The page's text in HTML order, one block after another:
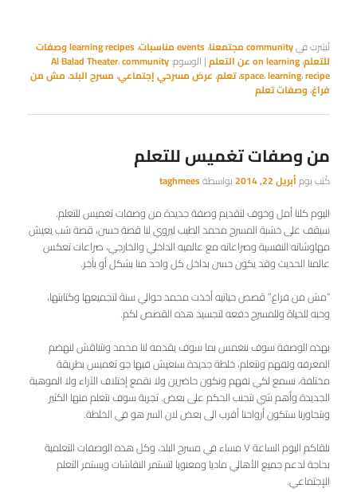
نُشِرت فيcommunity مجتمعنا ،events مناسبات ، learning recipes وصفات
للتعلم،on learning عن التعلم | الوسوم: Al Balad Theater،community
space،learning،recipe ،تعلم،عرض مسرحي إجتماعي،مسرح البلد،مش من
فراغ،وصفات تعلم
من وصفات تغميس للتعلم
كُتب يومأبريل 22, 2014 بواسطةtaghmees
اليوم كلنا أمل وخوف لتقديم وصفة جديدة من وصفات تغميس للتعلم.
سيقف على خشبة المسرح محمد الطيب ليروي لنا قصة حسن، قصة شب يعيش
مهاوشاته النفسية وصراعاته مع عالميه الداخلي والخارجي، صراعات تعكس
عالمنا الحديث وقد يكون حسن بداخل كل واحد منا بشكل أو بآخر.
“مش من فراغ” قصص حياتيه أخذت محمد حوالي سنة لتجميعها وكتابتها،
وحبه للحياة وللمسرح دفعه لتجسيد هذه القصص لكم.
بهذه الوصفة سوف ننغمس بما سوف يقدمه لنا محمد ونتناقش لنهضم
المعرفه ونفهم ونتعلم، خلطة جديدة سنعيش فيها جو تغميس بطريقة
مختلفة، نسمع لكي نفهم ونكون حاضرين ولا نقمع إختلاف الآراء ولا الموهبة
الجديدة وأهم شي نتجنب الحكم على بعض. تجربة سوف نتعلم منها الكثير
وبتجاورنا ستكون أرواحنا أقرب الى بعض لان السر هو في الخلطة.
نلقاكم اليوم الساعة ٧ مساء في مسرح البلد، وكل هذه الوصفات التعلمية
بحاجة لدعم جميع الأهالي ماديا ومعنويا لتستمر النقاشات ويستمر التعلم
الإجتماعي.